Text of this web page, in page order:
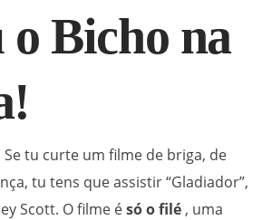
Bicho na
Se tu curte um filme de briga, de
tu tens que assistir “Gladiador”,
Scott. O filme ésó o filé , uma